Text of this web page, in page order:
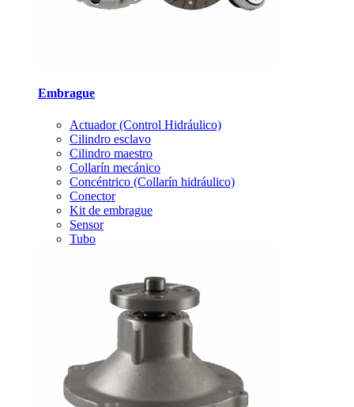
Embrague
Actuador (Control Hidráulico)
Cilindro esclavo
Cilindro maestro
Collarín mecánico
Concéntrico (Collarín hidráulico)
Conector
Kit de embrague
Sensor
Tubo